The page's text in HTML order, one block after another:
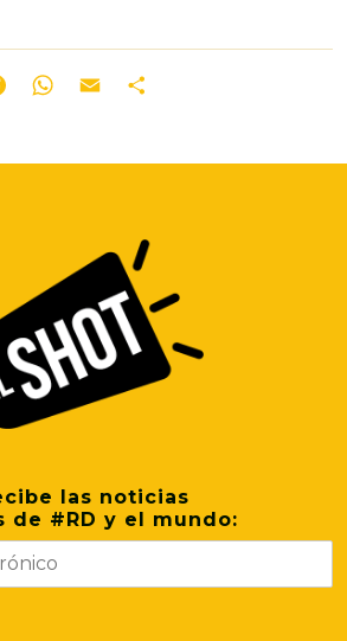
FacebookWhatsApp
Email
las noticias
de #RD y el mundo: